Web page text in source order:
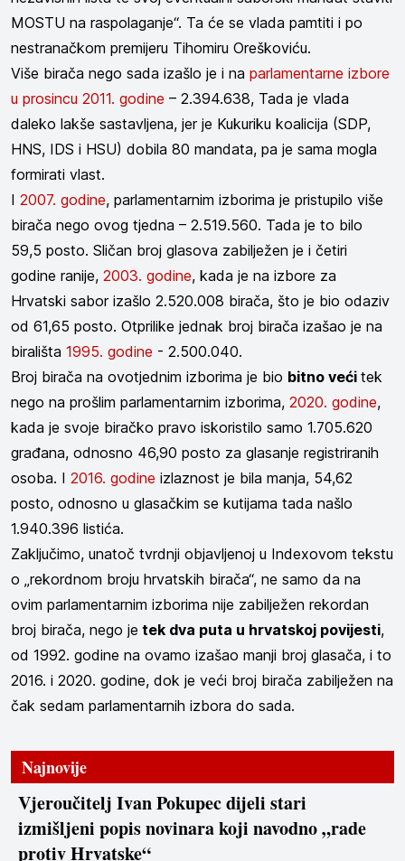
MOSTU na raspolaganje“. Ta će se vlada pamtiti i po
nestranačkom premijeru Tihomiru Oreškoviću.
Više birača nego sada izašlo je i na parlamentarne izbore
u prosincu 2011. godine – 2.394.638, Tada je vlada
daleko lakše sastavljena, jer je Kukuriku koalicija (SDP,
HNS, IDS i HSU) dobila 80 mandata, pa je sama mogla
formirati vlast.
I 2007. godine, parlamentarnim izborima je pristupilo više
birača nego ovog tjedna – 2.519.560. Tada je to bilo
59,5 posto. Sličan broj glasova zabilježen je i četiri
godine ranije, 2003. godine, kada je na izbore za
Hrvatski sabor izašlo 2.520.008 birača, što je bio odaziv
od 61,65 posto. Otprilike jednak broj birača izašao je na
birališta 1995. godine - 2.500.040.
Broj birača na ovotjednim izborima je bio bitno veći tek
nego na prošlim parlamentarnim izborima, 2020. godine,
kada je svoje biračko pravo iskoristilo samo 1.705.620
građana, odnosno 46,90 posto za glasanje registriranih
osoba. I 2016. godine izlaznost je bila manja, 54,62
posto, odnosno u glasačkim se kutijama tada našlo
1.940.396 listića.
Zaključimo, unatoč tvrdnji objavljenoj u Indexovom tekstu
o „rekordnom broju hrvatskih birača“, ne samo da na
ovim parlamentarnim izborima nije zabilježen rekordan
broj birača, nego je tek dva puta u hrvatskoj povijesti,
od 1992. godine na ovamo izašao manji broj glasača, i to
2016. i 2020. godine, dok je veći broj birača zabilježen na
čak sedam parlamentarnih izbora do sada.
Najnovije
Vjeroučitelj Ivan Pokupec dijeli stari
izmišljeni popis novinara koji navodno „rade
protiv Hrvatske“